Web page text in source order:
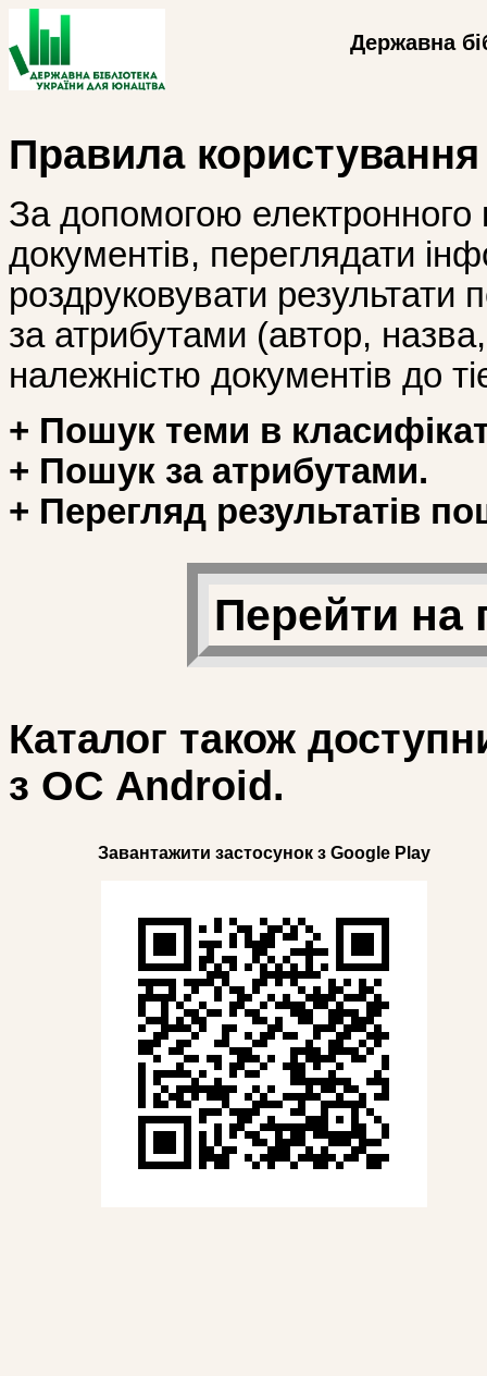
Державна
Правила
За допомогою
документів, переглядати
роздруковувати
за атрибутами (автор, назва,
належністю документів до
+ Пошук теми в
+ Пошук за атрибутами.
+ Перегляд результатів
Перейти на
Каталог також
з ОС Android.
Завантажити застосунок з Google Play